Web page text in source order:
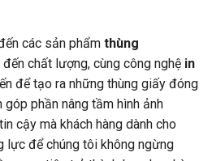
các sản phẩm thùng
chất lượng, cùng công nghệ in
để tạo ra những thùng giấy đóng
phần nâng tầm hình ảnh
cậy mà khách hàng dành cho
lực để chúng tôi không ngừng